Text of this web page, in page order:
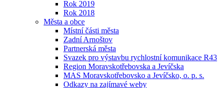
Rok 2019
Rok 2018
Města a obce
Místní části města
Zadní Arnoštov
Partnerská města
Svazek pro výstavbu rychlostní komunikace R43
Region Moravskotřebovska a Jevíčska
MAS Moravskotřebovsko a Jevíčsko, o. p. s.
Odkazy na zajímavé weby